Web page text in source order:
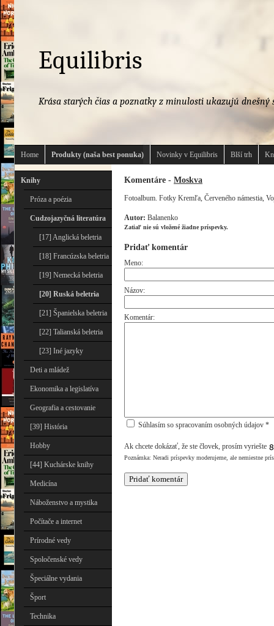
Equilibris
Krása starých čias a poznatky z minulosti ukazujú dnešný
Home Produkty (naša best ponuka) Novinky v Equilibris Blší trh
Knihy
Próza a poézia
Cudzojazyčná literatúra
[17] Anglická beletria
[18] Francúzska beletria
[19] Nemecká beletria
[20] Ruská beletria
[21] Španielska beletria
[22] Talianská beletria
[23] Iné jazyky
Deti a mládež
Ekonomika a legislatíva
Geografia a cestovanie
[39] História
Hobby
[44] Kuchárske knihy
Medicína
Náboženstvo a mystika
Počítače a internet
Prírodné vedy
Spoločenské vedy
Špeciálne vydania
Šport
Technika
Komentáre - Moskva
Fotoalbum. Fotky Kremľa, Červeného námestia,
Autor: Balanenko
Zatiaľ nie sú vložené žiadne príspevky.
Pridať komentár
Meno:
Názov:
Komentár:
Súhlasím so spracovaním osobných údajov *
Ak chcete dokázať, že ste človek, prosím vyriešte
Poznámka: Neradi príspevky moderujeme, ale nemiestne